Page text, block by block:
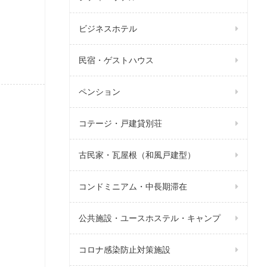
ビジネスホテル
民宿・ゲストハウス
ペンション
コテージ・戸建貸別荘
古民家・瓦屋根（和風戸建型）
コンドミニアム・中長期滞在
公共施設・ユースホステル・キャンプ
コロナ感染防止対策施設